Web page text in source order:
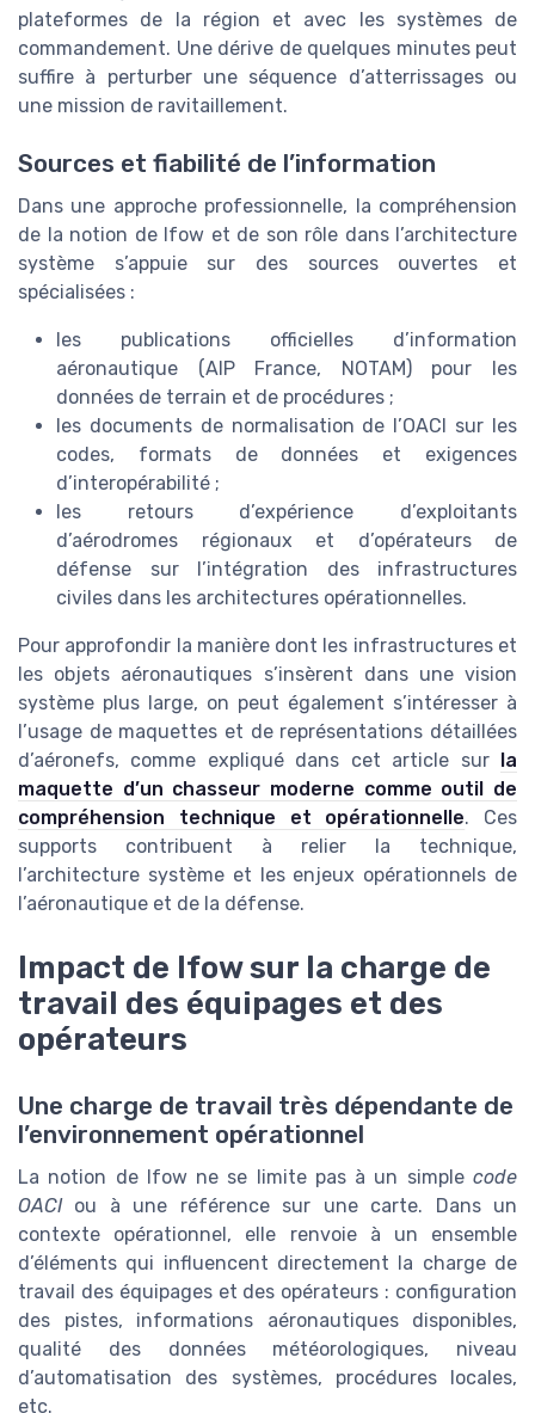
plateformes de la région et avec les systèmes de
commandement. Une dérive de quelques minutes peut
suffire à perturber une séquence d’atterrissages ou
une mission de ravitaillement.
Sources et fiabilité de l’information
Dans une approche professionnelle, la compréhension
de la notion de lfow et de son rôle dans l’architecture
système s’appuie sur des sources ouvertes et
spécialisées :
les publications officielles d’information
aéronautique (AIP France, NOTAM) pour les
données de terrain et de procédures ;
les documents de normalisation de l’OACI sur les
codes, formats de données et exigences
d’interopérabilité ;
les retours d’expérience d’exploitants
d’aérodromes régionaux et d’opérateurs de
défense sur l’intégration des infrastructures
civiles dans les architectures opérationnelles.
Pour approfondir la manière dont les infrastructures et
les objets aéronautiques s’insèrent dans une vision
système plus large, on peut également s’intéresser à
l’usage de maquettes et de représentations détaillées
d’aéronefs, comme expliqué dans cet article sur la
maquette d’un chasseur moderne comme outil de
compréhension technique et opérationnelle. Ces
supports contribuent à relier la technique,
l’architecture système et les enjeux opérationnels de
l’aéronautique et de la défense.
Impact de lfow sur la charge de
travail des équipages et des
opérateurs
Une charge de travail très dépendante de
l’environnement opérationnel
La notion de lfow ne se limite pas à un simple code
OACIou à une référence sur une carte. Dans un
contexte opérationnel, elle renvoie à un ensemble
d’éléments qui influencent directement la charge de
travail des équipages et des opérateurs : configuration
des pistes, informations aéronautiques disponibles,
qualité des données météorologiques, niveau
d’automatisation des systèmes, procédures locales,
etc.